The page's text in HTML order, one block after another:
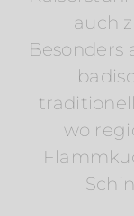
auch
wo